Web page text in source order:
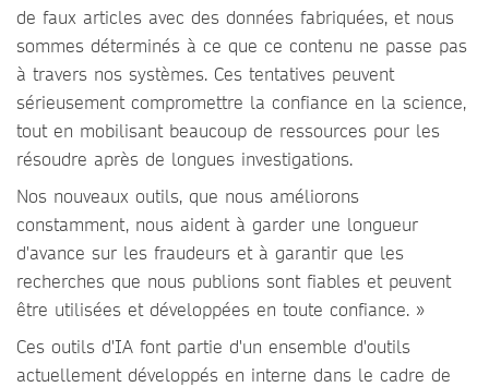
de faux articles avec des données fabriquées, et nous
sommes déterminés à ce que ce contenu ne passe pas
à travers nos systèmes. Ces tentatives peuvent
sérieusement compromettre la confiance en la science,
tout en mobilisant beaucoup de ressources pour les
résoudre après de longues investigations.
Nos nouveaux outils, que nous améliorons
constamment, nous aident à garder une longueur
d'avance sur les fraudeurs et à garantir que les
recherches que nous publions sont fiables et peuvent
être utilisées et développées en toute confiance. »
Ces outils d'IA font partie d'un ensemble d'outils
actuellement développés en interne dans le cadre de